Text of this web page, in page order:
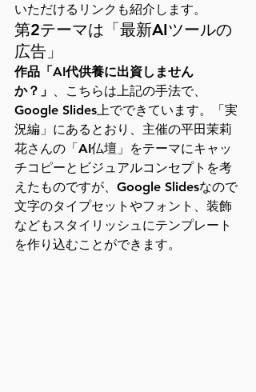
いただけるリンクも紹介します。
第2テーマは「最新AIツールの
広告」
作品「AI代供養に出資しません
か？」 、こちらは上記の手法で、
Google Slides上でできています。「実
況編」にあるとおり、主催の平田茉莉
花さんの「AI仏壇」をテーマにキャッ
チコピーとビジュアルコンセプトを考
えたものですが、Google Slidesなので
文字のタイプセットやフォント、装飾
などもスタイリッシュにテンプレート
を作り込むことができます。